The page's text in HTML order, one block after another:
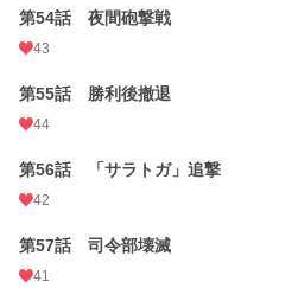
第54話 夜間砲撃戦
43
第55話 勝利後撤退
44
第56話 「サラトガ」追撃
42
第57話 司令部壊滅
41